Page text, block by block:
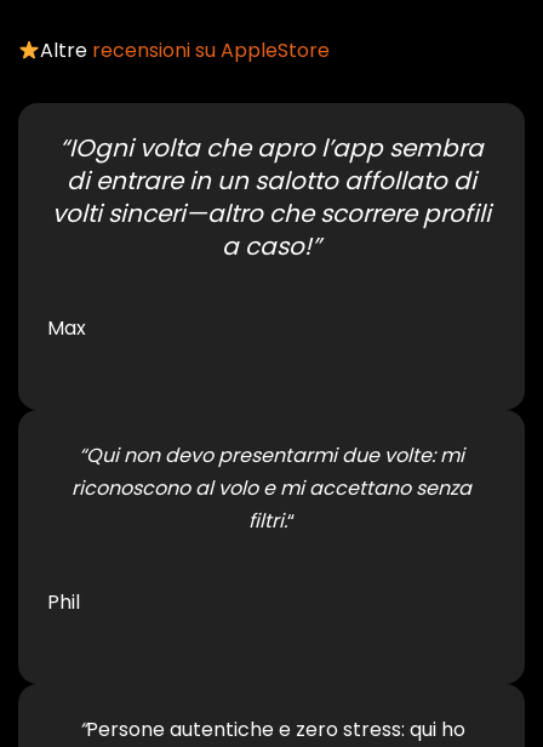
Altre recensioni su AppleStore
“IOgni volta che apro l’app sembra
di entrare in un salotto affollato di
volti sinceri—altro che scorrere profili
a caso!”
Max
“Qui non devo presentarmi due volte: mi
riconoscono al volo e mi accettano senza
filtri.“
Phil
“Persone autentiche e zero stress: qui ho